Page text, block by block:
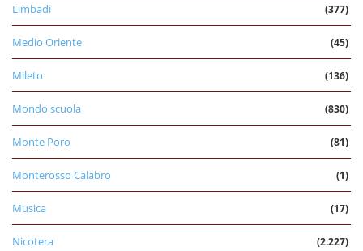
Limbadi (377)
Medio Oriente (45)
Mileto (136)
Mondo scuola (830)
Monte Poro (81)
Monterosso Calabro (1)
Musica (17)
Nicotera (2.227)